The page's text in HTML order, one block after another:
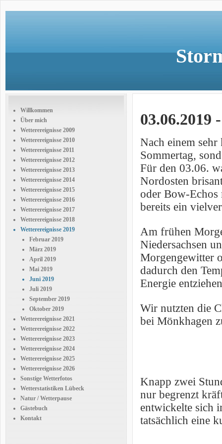
Willkommen
Über mich
Wetterereignisse 2009
Wetterereignisse 2010
Wetterereignisse 2011
Wetterereignisse 2012
Wetterereignisse 2013
Wetterereignisse 2014
Wetterereignisse 2015
Wetterereignisse 2016
Wetterereignisse 2017
Wetterereignisse 2018
Wetterereignisse 2019
Februar 2019
März 2019
April 2019
Mai 2019
Juni 2019
Juli 2019
September 2019
Oktober 2019
Wetterereignisse 2021
Wetterereignisse 2022
Wetterereignisse 2023
Wetterereignisse 2024
Wetterereignisse 2025
Wetterereignisse 2026
Sonstige Wetterfotos
Wetterstatistiken Lübeck
Natur / Wetterpause
Gästebuch
Kontakt
03.06.2019
Nach einem
Sommertag,
Für den 03.06.
Nordosten
oder Bow-
bereits ein
Am frühen
Niedersachsen
Morgengewitter
dadurch den
Energie
Wir nutzten die
bei Mönkhagen
Knapp zwei
nur begrenzt
entwickelte sich
tatsächlich eine